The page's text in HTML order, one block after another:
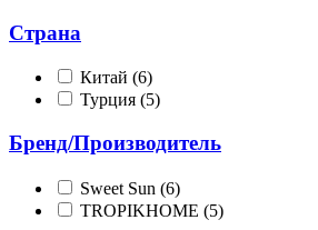
Страна
Китай (6)
Турция (5)
Бренд/Производитель
Sweet Sun (6)
TROPIKHOME (5)